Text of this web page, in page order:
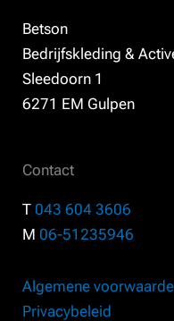
Betson
Bedrijfskleding &
Sleedoorn 1
6271 EM Gulpen
Contact
T 043 604 3606
M 06-51235946
Algemene
Privacybeleid